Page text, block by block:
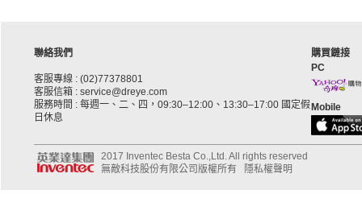
聯絡我們
客服專線 : (02)77378801
客服信箱 : service@dreye.com
服務時間 : 每週一、二、四，09:30–12:00、13:30–17:00 國定假
日休息
購買鏈接
PC
Mobile
2017 Inventec Besta Co.,Ltd. All rights reserved
無敵科技股份有限公司版權所有
隱私權聲明